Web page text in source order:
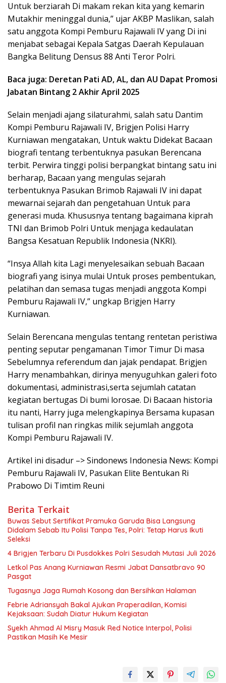
Untuk berziarah Di makam rekan kita yang kemarin
Mutakhir meninggal dunia,” ujar AKBP Maslikan, salah
satu anggota Kompi Pemburu Rajawali IV yang Di ini
menjabat sebagai Kepala Satgas Daerah Kepulauan
Bangka Belitung Densus 88 Anti Teror Polri.
Baca juga: Deretan Pati AD, AL, dan AU Dapat Promosi
Jabatan Bintang 2 Akhir April 2025
Selain menjadi ajang silaturahmi, salah satu Dantim
Kompi Pemburu Rajawali IV, Brigjen Polisi Harry
Kurniawan mengatakan, Untuk waktu Didekat Bacaan
biografi tentang terbentuknya pasukan Berencana
terbit. Perwira tinggi polisi berpangkat bintang satu ini
berharap, Bacaan yang mengulas sejarah
terbentuknya Pasukan Brimob Rajawali IV ini dapat
mewarnai sejarah dan pengetahuan Untuk para
generasi muda. Khususnya tentang bagaimana kiprah
TNI dan Brimob Polri Untuk menjaga kedaulatan
Bangsa Kesatuan Republik Indonesia (NKRI).
“Insya Allah kita Lagi menyelesaikan sebuah Bacaan
biografi yang isinya mulai Untuk proses pembentukan,
pelatihan dan semasa tugas menjadi anggota Kompi
Pemburu Rajawali IV,” ungkap Brigjen Harry
Kurniawan.
Selain Berencana mengulas tentang rentetan peristiwa
penting seputar pengamanan Timor Timur Di masa
Sebelumnya referendum dan jajak pendapat. Brigjen
Harry menambahkan, dirinya menyuguhkan galeri foto
dokumentasi, administrasi,serta sejumlah catatan
kegiatan bertugas Di bumi lorosae. Di Bacaan historia
itu nanti, Harry juga melengkapinya Bersama kupasan
tulisan profil nan ringkas milik sejumlah anggota
Kompi Pemburu Rajawali IV.
Artikel ini disadur –> Sindonews Indonesia News: Kompi
Pemburu Rajawali IV, Pasukan Elite Bentukan Ri
Prabowo Di Timtim Reuni
Berita Terkait
Buwas Sebut Sertifikat Pramuka Garuda Bisa Langsung
Didalam Sebab Itu Polisi Tanpa Tes, Polri: Tetap Harus Ikuti
Seleksi
4 Brigjen Terbaru Di Pusdokkes Polri Sesudah Mutasi Juli 2026
Letkol Pas Anang Kurniawan Resmi Jabat Dansatbravo 90
Pasgat
Tugasnya Jaga Rumah Kosong dan Bersihkan Halaman
Febrie Adriansyah Bakal Ajukan Praperadilan, Komisi
Kejaksaan: Sudah Diatur Hukum Kegiatan
Syekh Ahmad Al Misry Masuk Red Notice Interpol, Polisi
Pastikan Masih Ke Mesir